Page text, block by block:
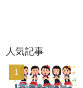
人気記事